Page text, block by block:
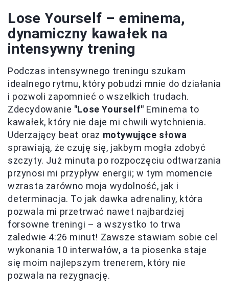
Lose Yourself – eminema,
dynamiczny kawałek na
intensywny trening
Podczas intensywnego treningu szukam
idealnego rytmu, który pobudzi mnie do działania
i pozwoli zapomnieć o wszelkich trudach.
Zdecydowanie "Lose Yourself" Eminema to
kawałek, który nie daje mi chwili wytchnienia.
Uderzający beat oraz motywujące słowa
sprawiają, że czuję się, jakbym mogła zdobyć
szczyty. Już minuta po rozpoczęciu odtwarzania
przynosi mi przypływ energii; w tym momencie
wzrasta zarówno moja wydolność, jak i
determinacja. To jak dawka adrenaliny, która
pozwala mi przetrwać nawet najbardziej
forsowne treningi – a wszystko to trwa
zaledwie 4:26 minut! Zawsze stawiam sobie cel
wykonania 10 interwałów, a ta piosenka staje
się moim najlepszym trenerem, który nie
pozwala na rezygnację.